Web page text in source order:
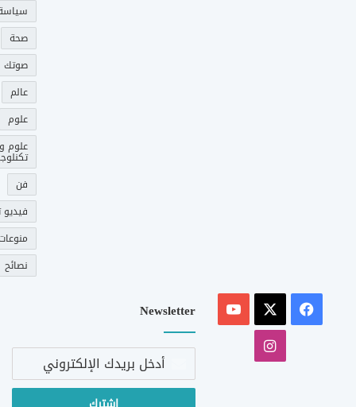
صحة
عالم
علوم
علوم و
فن
فيديو
نصائح
فيسبوك
‫YouTube
انستقرام
Newsletter
أدخل
الإلكتروني